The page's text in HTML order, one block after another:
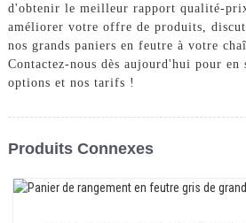
d'obtenir le meilleur rapport qualité-
améliorer votre offre de produits,
nos grands paniers en feutre à votre
Contactez-nous dès aujourd'hui pour en
options et nos tarifs !
Produits Connexes